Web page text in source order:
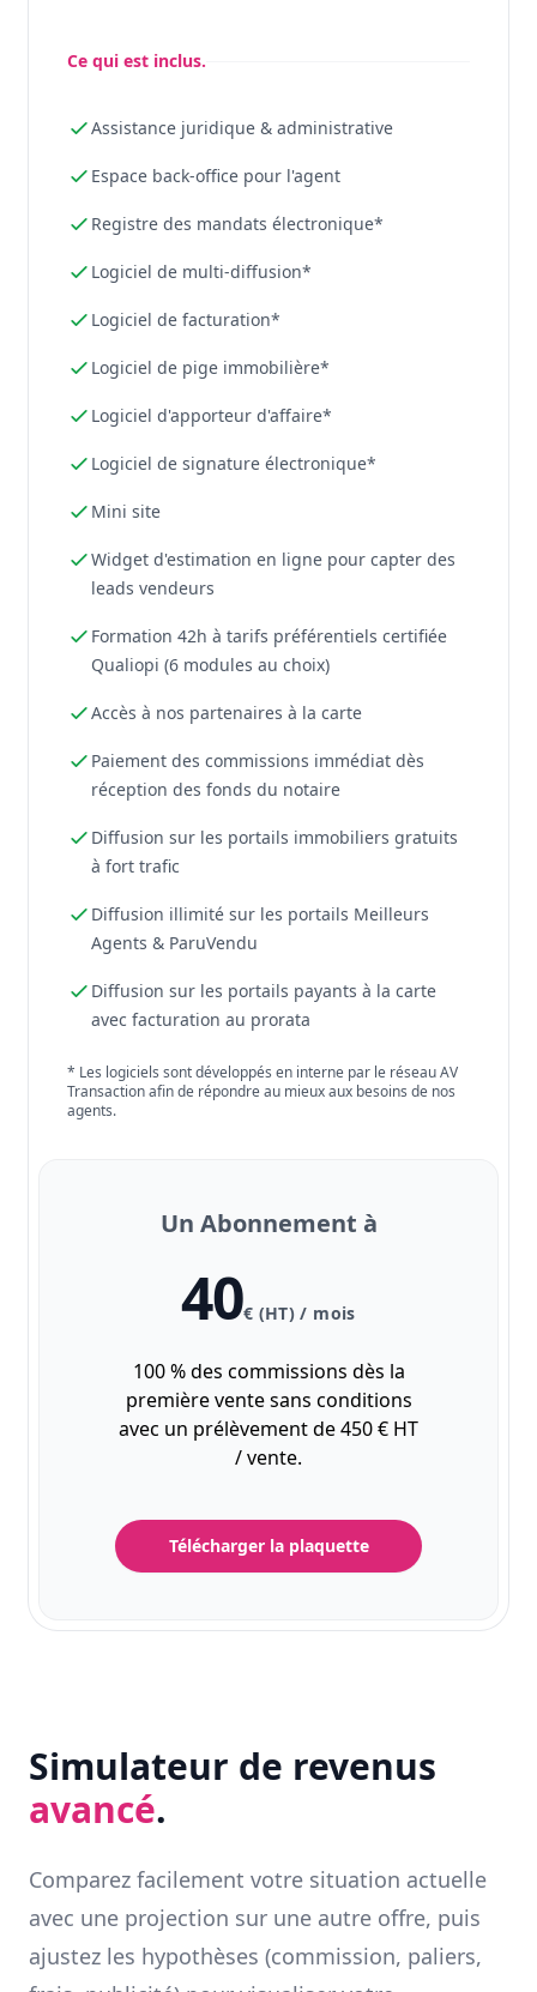
Ce qui est inclus.
Assistance juridique & administrative
Espace back-office pour l'agent
Registre des mandats électronique*
Logiciel de multi-diffusion*
Logiciel de facturation*
Logiciel de pige immobilière*
Logiciel d'apporteur d'affaire*
Logiciel de signature électronique*
Mini site
Widget d'estimation en ligne pour capter des
leads vendeurs
Formation 42h à tarifs préférentiels certifiée
Qualiopi (6 modules au choix)
Accès à nos partenaires à la carte
Paiement des commissions immédiat dès
réception des fonds du notaire
Diffusion sur les portails immobiliers gratuits
à fort trafic
Diffusion illimité sur les portails Meilleurs
Agents & ParuVendu
Diffusion sur les portails payants à la carte
avec facturation au prorata
* Les logiciels sont développés en interne par le réseau AV
Transaction afin de répondre au mieux aux besoins de nos
agents.
Un Abonnement à
40€ (HT) / mois
100 % des commissions dès la
première vente sans conditions
avec un prélèvement de 450 € HT
/ vente.
Télécharger la plaquette
Simulateur de revenus
avancé.
Comparez facilement votre situation actuelle
avec une projection sur une autre offre, puis
ajustez les hypothèses (commission, paliers,